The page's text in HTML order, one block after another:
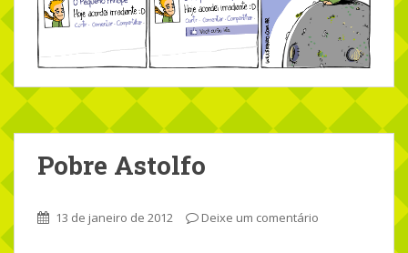
Pobre Astolfo
13 de janeiro de 2012 Deixe um comentário